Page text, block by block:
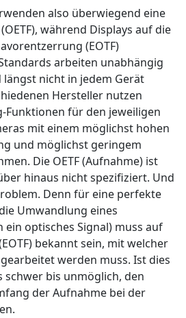
also überwiegend eine
während Displays auf die
(EOTF)
arbeiten unabhängig
nicht in jedem Gerät
Hersteller nutzen
Funktionen für den jeweiligen
mit einem möglichst hohen
und möglichst geringem
Die OETF (Aufnahme) ist
hinaus nicht spezifiziert. Und
Denn für eine perfekte
Umwandlung eines
ein optisches Signal) muss auf
bekannt sein, mit welcher
werden muss. Ist dies
schwer bis unmöglich, den
der Aufnahme bei der